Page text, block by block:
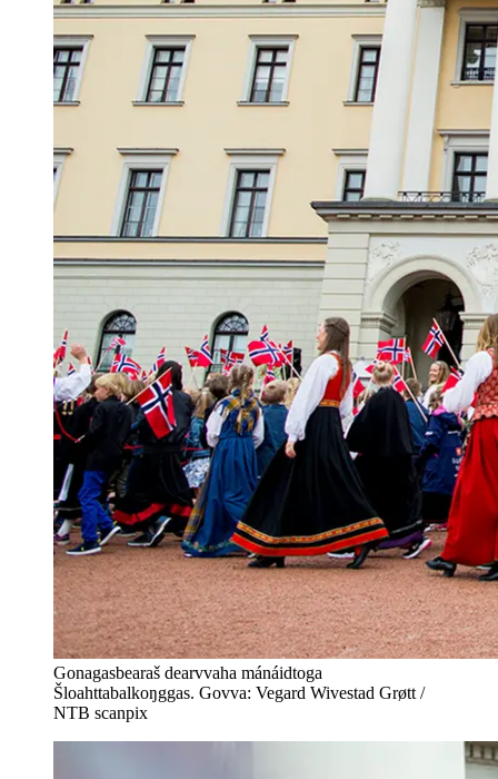
Gonagasbearaš dearvvaha mánáidtoga
Šloahttabalkoŋggas. Govva: Vegard Wivestad Grøtt /
NTB scanpix